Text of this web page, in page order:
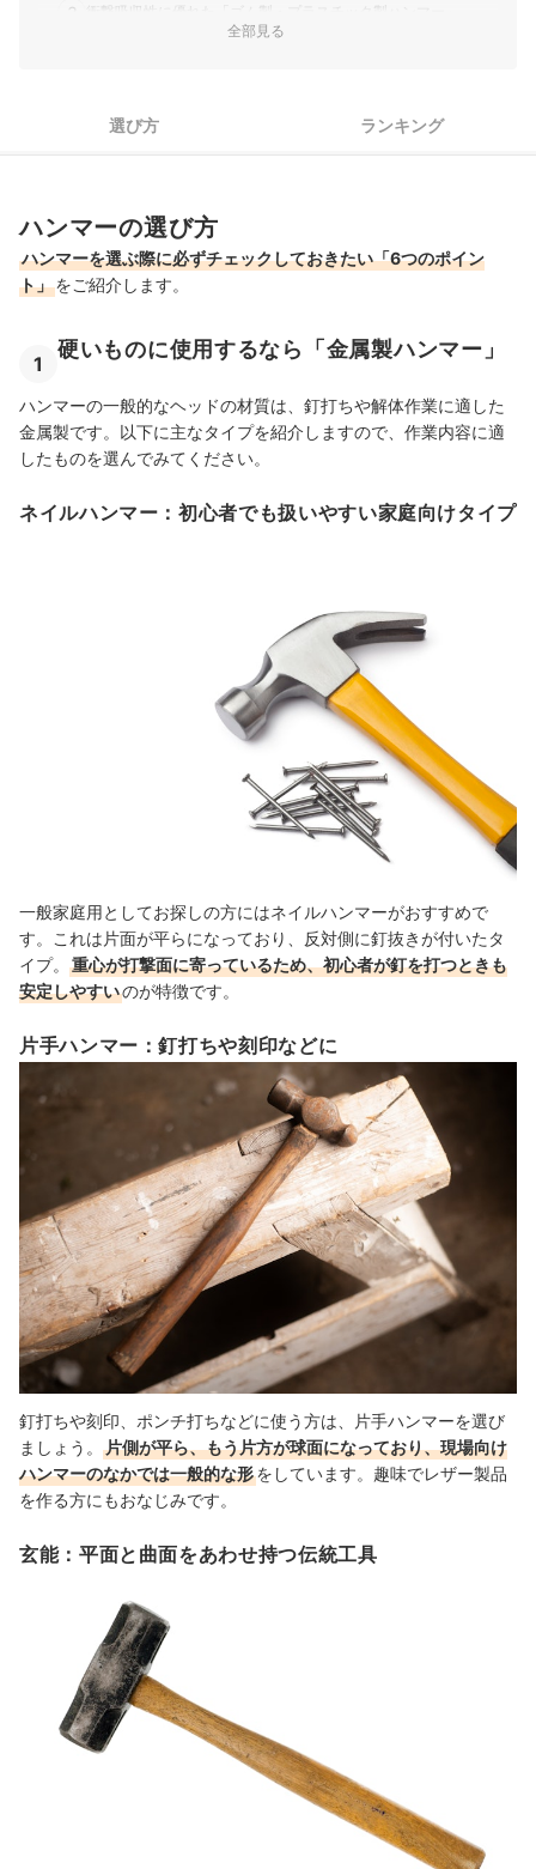
3 衝撃吸収性に優れた「ゴム製・プラスチック製ハンマー」
6 重さは、片手で振っても疲れないものを
ハンマーの売れ筋ランキングもチェック！
全部見る
選び方 ランキング
ハンマーの選び方
ハンマーを選ぶ際に必ずチェックしておきたい「6つのポイン
ト」をご紹介します。
1
硬いものに使用するなら「金属製ハンマー」
ハンマーの一般的なヘッドの材質は、釘打ちや解体作業に適した
金属製です。以下に主なタイプを紹介しますので、作業内容に適
したものを選んでみてください。
ネイルハンマー：初心者でも扱いやすい家庭向けタイプ
一般家庭用としてお探しの方にはネイルハンマーがおすすめで
す。これは片面が平らになっており、反対側に釘抜きが付いたタ
イプ。
重心が打撃面に寄っているため、初心者が釘を打つときも
安定しやすいのが特徴です。
片手ハンマー：釘打ちや刻印などに
釘打ちや刻印、ポンチ打ちなどに使う方は、片手ハンマーを選び
ましょう。
片側が平ら、もう片方が球面になっており、現場向け
ハンマーのなかでは一般的な形をしています。趣味でレザー製品
を作る方にもおなじみです。
玄能：平面と曲面をあわせ持つ伝統工具